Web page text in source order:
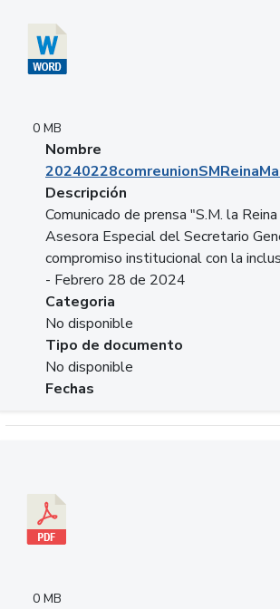
0 MB
Nombre
Descripción
Comunicado de prensa "S.M. la
Asesora Especial del Secretario
compromiso institucional con la
- Febrero 28 de 2024
Categoria
No disponible
Tipo de documento
No disponible
Fechas
0 MB